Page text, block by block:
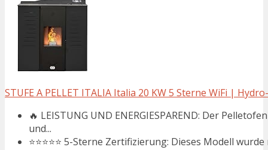
STUFE A PELLET ITALIA Italia 20 KW 5 Sterne WiFi |
🔥 LEISTUNG UND ENERGIESPAREND: Der
und...
⭐⭐⭐⭐⭐ 5-Sterne Zertifizierung: Dieses Modell